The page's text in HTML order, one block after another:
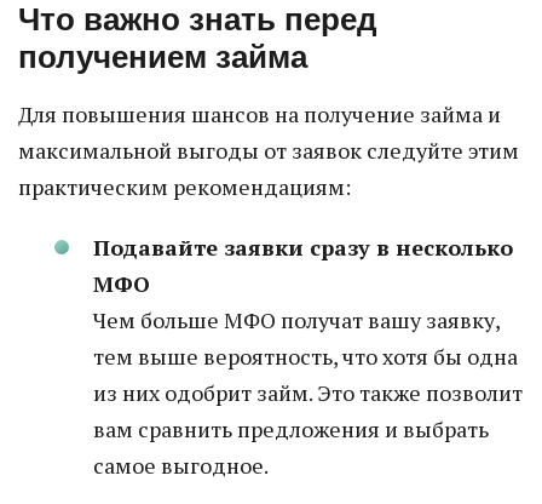
Что важно знать перед
получением займа
Для повышения шансов на получение займа и
максимальной выгоды от заявок следуйте этим
практическим рекомендациям:
Подавайте заявки сразу в несколько
МФО
Чем больше МФО получат вашу заявку,
тем выше вероятность, что хотя бы одна
из них одобрит займ. Это также позволит
вам сравнить предложения и выбрать
самое выгодное.